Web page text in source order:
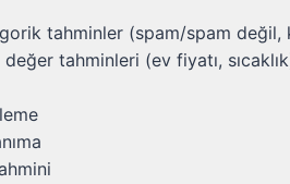
tahminler (spam/spam
değer tahminleri (ev fiyatı,